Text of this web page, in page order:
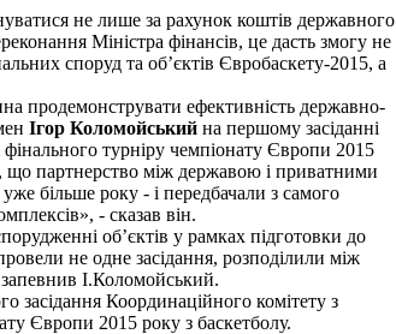
не лише за рахунок коштів державного
Міністра фінансів, це дасть змогу не
споруд та об’єктів Євробаскету-2015, а
продемонструвати ефективність державно-
Ігор Коломойський на першому засіданні
турніру чемпіонату Європи 2015
що партнерство між державою і приватними
більше року - і передбачали з самого
- сказав він.
об’єктів у рамках підготовки до
не одне засідання, розподілили між
І.Коломойський.
засідання Координаційного комітету з
Європи 2015 року з баскетболу.